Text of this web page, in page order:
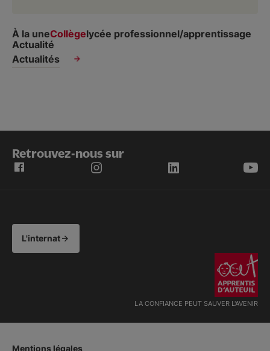
À la uneCollègelycée professionnel/apprentissage
Actualité
Actualités
Retrouvez-nous sur
L'internat
LA CONFIANCE PEUT SAUVER L'AVENIR
Mentions légales